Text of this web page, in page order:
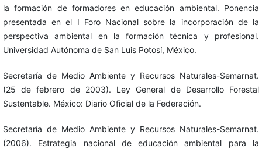
la formación de formadores en educación ambiental. Ponencia
presentada en el I Foro Nacional sobre la incorporación de la
perspectiva ambiental en la formación técnica y profesional.
Universidad Autónoma de San Luis Potosí, México.
Secretaría de Medio Ambiente y Recursos Naturales-Semarnat.
(25 de febrero de 2003). Ley General de Desarrollo Forestal
Sustentable. México: Diario Oficial de la Federación.
Secretaría de Medio Ambiente y Recursos Naturales-Semarnat.
(2006). Estrategia nacional de educación ambiental para la